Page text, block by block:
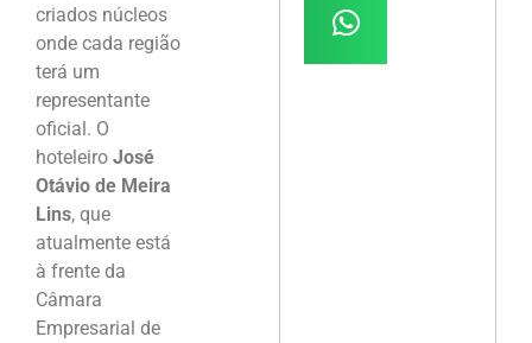
criados núcleos
onde cada região
terá um
representante
oficial. O
hoteleiro José
Otávio de Meira
Lins, que
atualmente está
à frente da
Câmara
Empresarial de